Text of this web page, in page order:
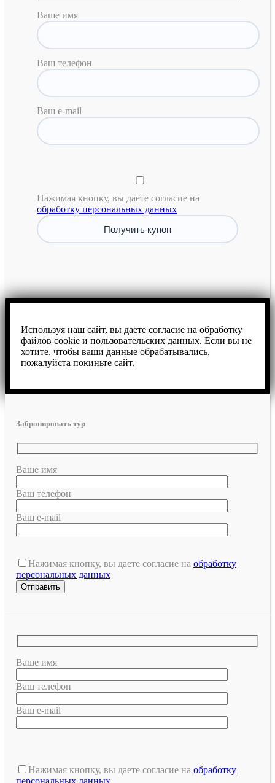
Ваше имя
Ваш телефон
Ваш e-mail
Нажимая кнопку, вы даете согласие на
обработку персональных данных
Используя наш сайт, вы даете согласие на обработку
файлов cookie и пользовательских данных. Если вы не
хотите, чтобы ваши данные обрабатывались,
пожалуйста покиньте сайт.
Забронировать тур
Ваше имя
Ваш телефон
Ваш e-mail
Нажимая кнопку, вы даете согласие на обработку
персональных данных
Ваше имя
Ваш телефон
Ваш e-mail
это
поле
Нажимая кнопку, вы даете согласие на обработку
персональных данных